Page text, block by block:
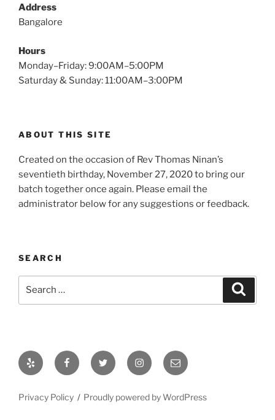
Address
Bangalore
Hours
Monday–Friday: 9:00AM–5:00PM
Saturday & Sunday: 11:00AM–3:00PM
ABOUT THIS SITE
Created on the occasion of Rev Thomas Ninan’s
seventieth birthday, November 27, 2020 to bring our
batch together once again. Please email the
administrator below for any suggestions or feedback.
SEARCH
Yelp FacebookTwitter InstagramEmail
administrator
Privacy Policy Proudly powered by WordPress